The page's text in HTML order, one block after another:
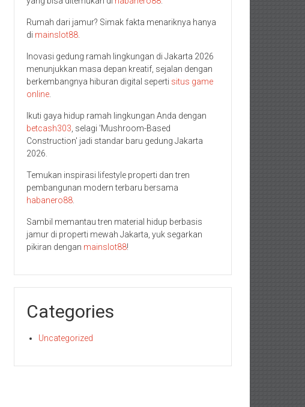
Rumah dari jamur? Simak fakta menariknya hanya
di mainslot88
Inovasi gedung ramah lingkungan di Jakarta 2026
menunjukkan masa depan kreatif, sejalan dengan
berkembangnya hiburan digital seperti situs game
online
Ikuti gaya hidup ramah lingkungan Anda dengan
betcash303 , selagi 'Mushroom-Based
Construction' jadi standar baru gedung Jakarta
2026.
Temukan inspirasi lifestyle properti dan tren
pembangunan modern terbaru bersama
habanero88
Sambil memantau tren material hidup berbasis
jamur di properti mewah Jakarta, yuk segarkan
pikiran dengan mainslot88!
Categories
Uncategorized